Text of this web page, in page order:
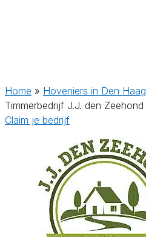
Home » Hoveniers in Den Haag
Timmerbedrijf J.J. den Zeehond
Claim je bedrijf